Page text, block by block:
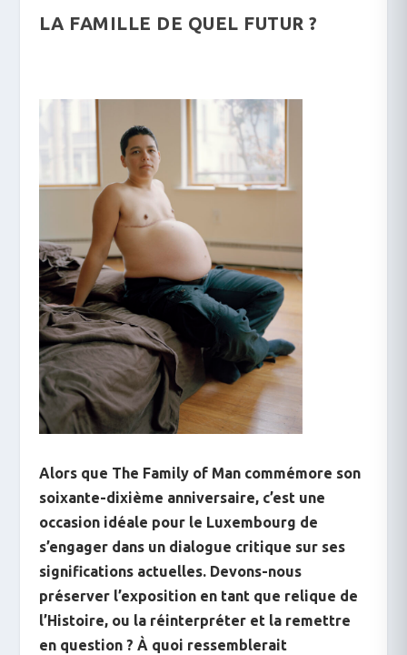
LA FAMILLE DE QUEL FUTUR ?
Alors que The Family of Man commémore son
soixante-dixième anniversaire, c’est une
occasion idéale pour le Luxembourg de
s’engager dans un dialogue critique sur ses
significations actuelles. Devons-nous
préserver l’exposition en tant que relique de
l’Histoire, ou la réinterpréter et la remettre
en question ? À quoi ressemblerait